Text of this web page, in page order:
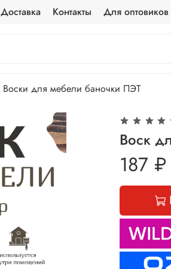
Доставка Контакты Для оптовиков
Воски для мебели баночки ПЭТ
Воск
187 ₽